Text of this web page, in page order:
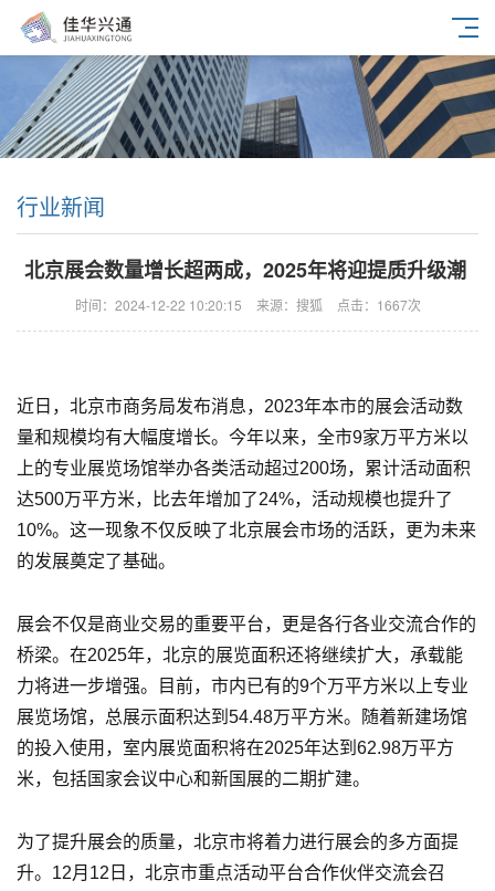
行业新闻
北京展会数量增长超两成，2025年将迎提质升级潮
时间：2024-12-22 10:20:15 来源：搜狐 点击：1667次
近日，北京市商务局发布消息，2023年本市的展会活动数
量和规模均有大幅度增长。今年以来，全市9家万平方米以
上的专业展览场馆举办各类活动超过200场，累计活动面积
达500万平方米，比去年增加了24%，活动规模也提升了
10%。这一现象不仅反映了北京展会市场的活跃，更为未来
的发展奠定了基础。
展会不仅是商业交易的重要平台，更是各行各业交流合作的
桥梁。在2025年，北京的展览面积还将继续扩大，承载能
力将进一步增强。目前，市内已有的9个万平方米以上专业
展览场馆，总展示面积达到54.48万平方米。随着新建场馆
的投入使用，室内展览面积将在2025年达到62.98万平方
米，包括国家会议中心和新国展的二期扩建。
为了提升展会的质量，北京市将着力进行展会的多方面提
升。12月12日，北京市重点活动平台合作伙伴交流会召